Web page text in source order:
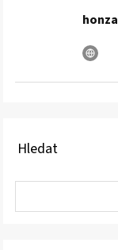
honza
Hledat